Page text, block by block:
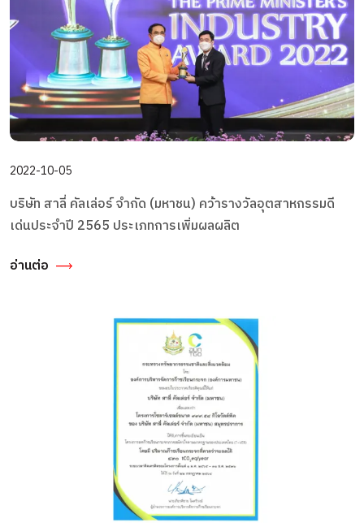
2022-10-05
บริษัท สาลี่ คัลเล่อร์ จำกัด (มหาชน) คว้ารางวัลอุตสาหกรรมดี
เด่นประจำปี 2565 ประเภทการเพิ่มผลผลิต
อ่านต่อ